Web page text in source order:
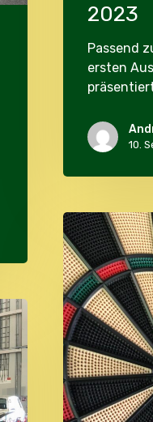
2023
Passend
ersten
10.
Dartturnier
2023